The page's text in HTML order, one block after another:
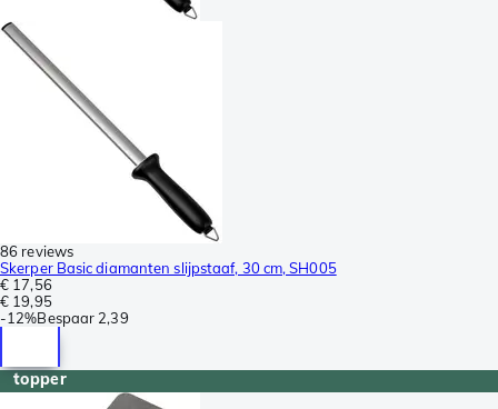
86 reviews
Skerper Basic diamanten slijpstaaf, 30 cm, SH005
€ 17,56
€ 19,95
-12%Bespaar 2,39
topper